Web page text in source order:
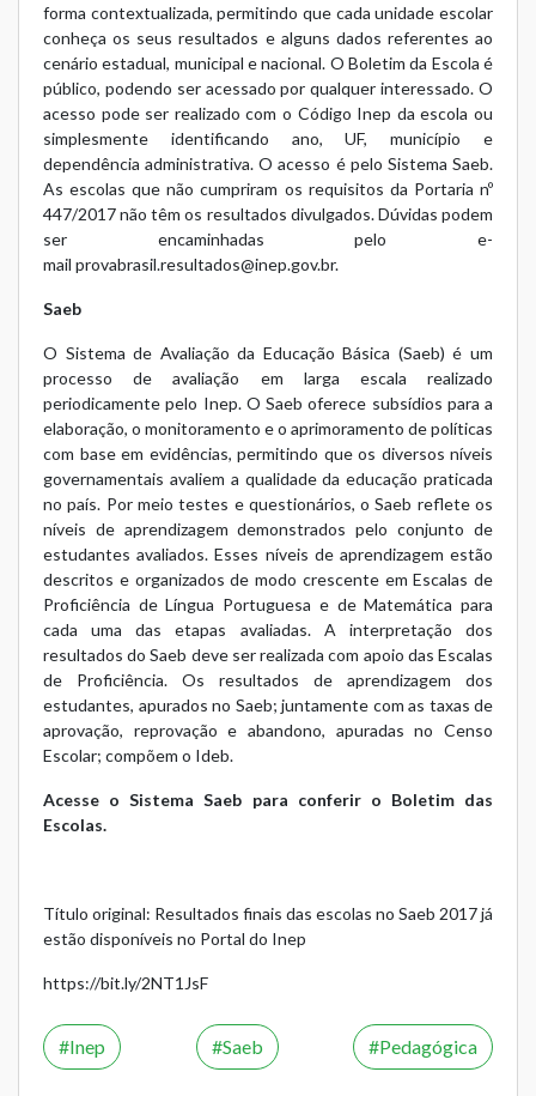
forma contextualizada, permitindo que cada unidade escolar
conheça os seus resultados e alguns dados referentes ao
cenário estadual, municipal e nacional. O Boletim da Escola é
público, podendo ser acessado por qualquer interessado. O
acesso pode ser realizado com o Código Inep da escola ou
simplesmente identificando ano, UF, município e
dependência administrativa. O acesso é pelo Sistema Saeb.
As escolas que não cumpriram os requisitos da Portaria nº
447/2017 não têm os resultados divulgados. Dúvidas podem
ser encaminhadas pelo e-
mail provabrasil.resultados@inep.gov.br.
Saeb
O Sistema de Avaliação da Educação Básica (Saeb) é um
processo de avaliação em larga escala realizado
periodicamente pelo Inep. O Saeb oferece subsídios para a
elaboração, o monitoramento e o aprimoramento de políticas
com base em evidências, permitindo que os diversos níveis
governamentais avaliem a qualidade da educação praticada
no país. Por meio testes e questionários, o Saeb reflete os
níveis de aprendizagem demonstrados pelo conjunto de
estudantes avaliados. Esses níveis de aprendizagem estão
descritos e organizados de modo crescente em Escalas de
Proficiência de Língua Portuguesa e de Matemática para
cada uma das etapas avaliadas. A interpretação dos
resultados do Saeb deve ser realizada com apoio das Escalas
de Proficiência. Os resultados de aprendizagem dos
estudantes, apurados no Saeb; juntamente com as taxas de
aprovação, reprovação e abandono, apuradas no Censo
Escolar; compõem o Ideb.
Acesse oSistema Saeb para conferir o Boletim das
Escolas.
Título original: Resultados finais das escolas no Saeb 2017 já
estão disponíveis no Portal do Inep
https://bit.ly/2NT1JsF
Inep Saeb Pedagógica